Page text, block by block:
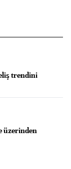
trendini
üzerinden